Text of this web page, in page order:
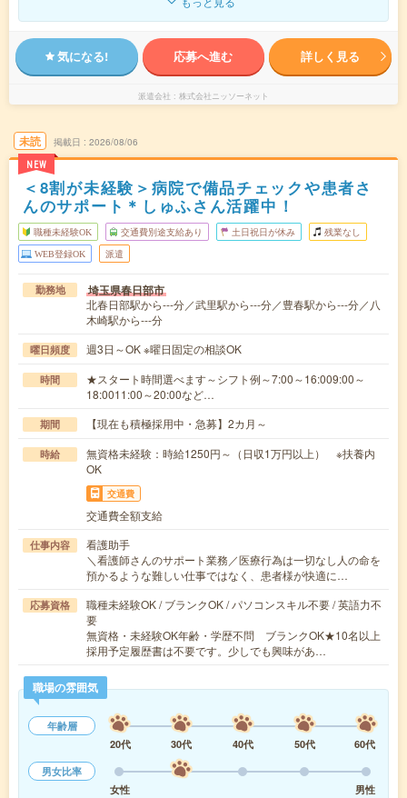
気になる! 応募へ進む 詳しく見る
派遣会社 株式会社ニッソーネット
未読
NEW
掲載日 2026/08/06
＜8割が未経験＞病院で備品チェックや患者さ
んのサポート＊しゅふさん活躍中！
職種未経験OK 交通費別途支給あり 土日祝日が休み 残業なし
WEB登録OK 派遣
勤務地 埼玉県春日部市
北春日部駅から---分／武里駅から---分／豊春駅から---分／八
木崎駅から---分
曜日頻度 週3日～OK ※曜日固定の相談OK
時間
★スタート時間選べます～シフト例～7:00～16:009:00～
18:0011:00～20:00など…
期間 【現在も積極採用中・急募】2カ月～
時給
無資格未経験：時給1250円～（日収1万円以上） ※扶養内
OK
交通費
交通費全額支給
仕事内容
看護助手
＼看護師さんのサポート業務／医療行為は一切なし人の命を
預かるような難しい仕事ではなく、患者様が快適に…
応募資格
職種未経験OK / ブランクOK / パソコンスキル不要 / 英語力不
要
無資格・未経験OK年齢・学歴不問 ブランクOK★10名以上
採用予定履歴書は不要です。少しでも興味があ…
職場の雰囲気
年齢層
20代
30代 40代 50代
60代
男女比率
女性
男性